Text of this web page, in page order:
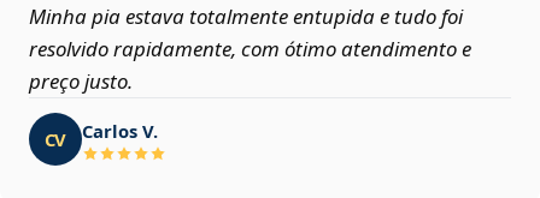
Minha pia estava totalmente entupida e tudo foi
resolvido rapidamente, com ótimo atendimento e
preço justo.
CV Carlos V.